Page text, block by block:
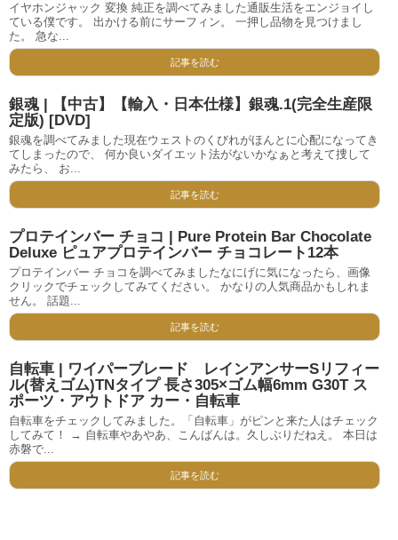
イヤホンジャック 変換 純正を調べてみました通販生活をエンジョイし
ている僕です。 出かける前にサーフィン。 一押し品物を見つけまし
た。 急な...
記事を読む
銀魂 | 【中古】【輸入・日本仕様】銀魂.1(完全生産限
定版) [DVD]
銀魂を調べてみました現在ウェストのくびれがほんとに心配になってき
てしまったので、 何か良いダイエット法がないかなぁと考えて捜して
みたら、 お...
記事を読む
プロテインバー チョコ | Pure Protein Bar Chocolate
Deluxe ピュアプロテインバー チョコレート12本
プロテインバー チョコを調べてみましたなにげに気になったら、画像
クリックでチェックしてみてください。 かなりの人気商品かもしれま
せん。 話題...
記事を読む
自転車 | ワイパーブレード レインアンサーSリフィー
ル(替えゴム)TNタイプ 長さ305×ゴム幅6mm G30T ス
ポーツ・アウトドア カー・自転車
自転車をチェックしてみました。「自転車」がピンと来た人はチェック
してみて！ → 自転車やあやあ、こんばんは。久しぶりだねえ。 本日は
赤磐で...
記事を読む